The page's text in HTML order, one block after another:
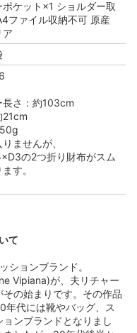
ポケット×1 ショルダー取
ファイル収納不可 原産
ア
長さ：約103cm
21cm
ませんが、
の2つ折り財布がスム
す。
て
ションブランド。
Vipiana)が、夫リチャー
の始まりです。その作品
年代には靴やバッグ、ス
ンブランドとなりまし